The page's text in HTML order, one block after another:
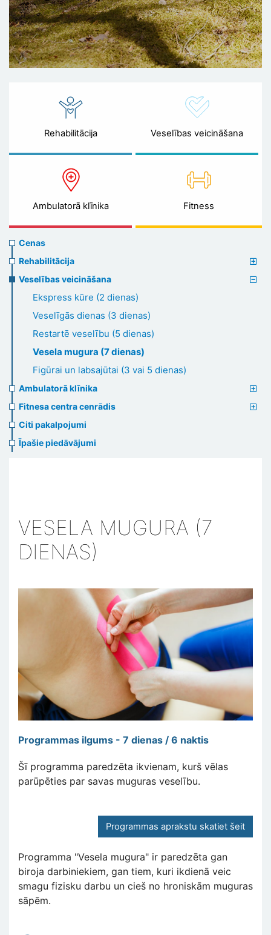
Rehabilitācija Veselības veicināšana
Ambulatorā klīnika Fitness
Prices
menu
Cenas
Rehabilitācija
Veselības veicināšana
Ekspress kūre (2 dienas)
Veselīgās dienas (3 dienas)
Restartē veselību (5 dienas)
Vesela mugura (7 dienas)
Figūrai un labsajūtai (3 vai 5 dienas)
Ambulatorā klīnika
Fitnesa centra cenrādis
Citi pakalpojumi
Īpašie piedāvājumi
VESELA MUGURA (7
DIENAS)
Programmas ilgums - 7 dienas / 6 naktis
Šī programma paredzēta ikvienam, kurš vēlas
parūpēties par savas muguras veselību.
Programmas aprakstu skatiet šeit
Programma "Vesela mugura" ir paredzēta gan
biroja darbiniekiem, gan tiem, kuri ikdienā veic
smagu fizisku darbu un cieš no hroniskām muguras
sāpēm.